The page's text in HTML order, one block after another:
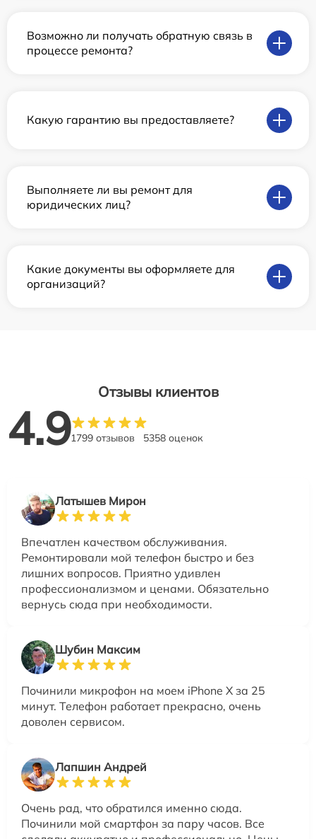
Возможно ли получать обратную связь в
процессе ремонта?
Какую гарантию вы предоставляете?
Выполняете ли вы ремонт для
юридических лиц?
Какие документы вы оформляете для
организаций?
Отзывы клиентов
4.91799 отзывов 5358 оценок
Латышев Мирон
Впечатлен качеством обслуживания.
Ремонтировали мой телефон быстро и без
лишних вопросов. Приятно удивлен
профессионализмом и ценами. Обязательно
вернусь сюда при необходимости.
Шубин Максим
Починили микрофон на моем iPhone X за 25
минут. Телефон работает прекрасно, очень
доволен сервисом.
Лапшин Андрей
Очень рад, что обратился именно сюда.
Починили мой смартфон за пару часов. Все